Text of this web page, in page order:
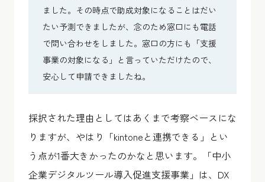
ました。その時点で助成対象になることはだい
たい予測できましたが、念のため窓口にも電話
で問い合わせをしました。窓口の方にも「支援
事業の対象になる」と言っていただけたので、
安心して申請できましたね。
採択された理由としてはあくまで考察ベースにな
りますが、やはり「kintoneと連携できる」とい
う点が1番大きかったのかなと思います。「中小
企業デジタルツール導入促進支援事業」は、DX